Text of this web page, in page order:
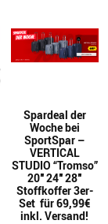
Spardeal der
Woche bei
SportSpar –
VERTICAL
STUDIO “Tromso”
20″ 24″ 28″
Stoffkoffer 3er-
Set für 69,99€
inkl. Versand!